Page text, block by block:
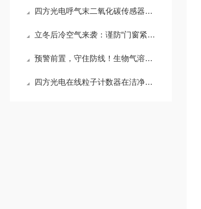
四方光电呼气末二氧化碳传感器在临床监测中的关键作用
立冬后冷空气来袭：谨防“门窗紧闭”下的甲醛危害
预警前置，守住防线！生物气溶胶采样器，为养殖场口蹄疫防控再加码
四方光电在线粒子计数器在洁净室的创新应用